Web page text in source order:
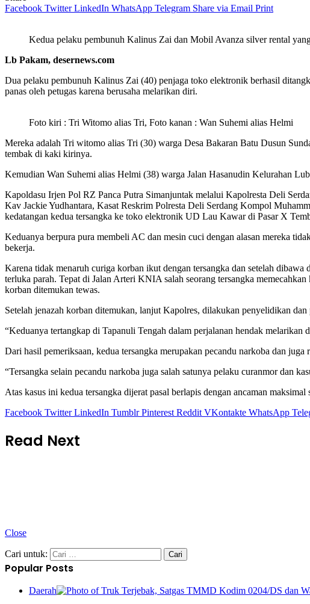
Facebook Twitter LinkedIn WhatsApp Telegram Share via Email Print
Kedua pelaku pembunuh Kalinus Zai dan Mobil Avanza silver rental
Lb Pakam, desernews.com
Dua pelaku pembunuh Kalinus Zai (40) penjaga toko elektronik berhasil
panas oleh petugas karena berusaha melarikan diri.
Foto kiri : Tri Witomo alias Tri, Foto kanan : Wan Suhemi alias Helmi
Mereka adalah Tri witomo alias Tri (30) warga Desa Bakaran Batu Dusun
tembak di kaki kirinya.
Kemudian Wan Suhemi alias Helmi (38) warga Jalan Hasanudin Kelurahan
Kapoldasu Irjen Pol RZ Panca Putra Simanjuntak melalui Kapolresta Deli
Kav Jackie Yudhantara, Kasat Reskrim Polresta Deli Serdang Kompol
kedatangan kedua tersangka ke toko elektronik UD Lau Kawar di Pasar X
Keduanya berpura pura membeli AC dan mesin cuci dengan alasan mereka
bekerja.
Karena tidak menaruh curiga korban ikut dengan tersangka dan setelah
terluka parah. Tepat di Jalan Arteri KNIA salah seorang tersangka
korban ditemukan tewas.
Setelah jenazah korban ditemukan, lanjut Kapolres, dilakukan penyelidikan
“Keduanya tertangkap di Tapanuli Tengah dalam perjalanan hendak melarikan
Dari hasil pemeriksaan, kedua tersangka merupakan pecandu narkoba dan
“Tersangka selain pecandu narkoba juga salah satunya pelaku curanmor dan
Atas kasus ini kedua tersangka dijerat pasal berlapis dengan ancaman maksimal
Facebook Twitter LinkedIn Tumblr Pinterest Reddit VKontakte WhatsApp
Read Next
Close
Cari untuk:
Popular Posts
Daerah